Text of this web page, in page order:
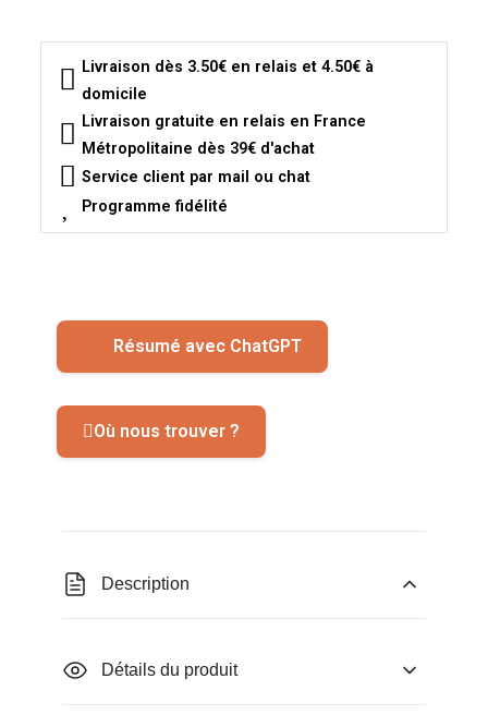
Livraison dès 3.50€ en relais et 4.50€ à
domicile
Livraison gratuite en relais en France
Métropolitaine dès 39€ d'achat
Service client par mail ou chat
Programme fidélité
Résumé avec ChatGPT
Où nous trouver ?
Description
Détails du produit